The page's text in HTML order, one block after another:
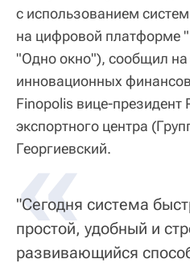
с использованием
на цифровой платформе
"Одно окно"), сообщил
инновационных
Finopolis вице-президент
экспортного центра
Георгиевский.
«
"Сегодня система
простой, удобный и
развивающийся